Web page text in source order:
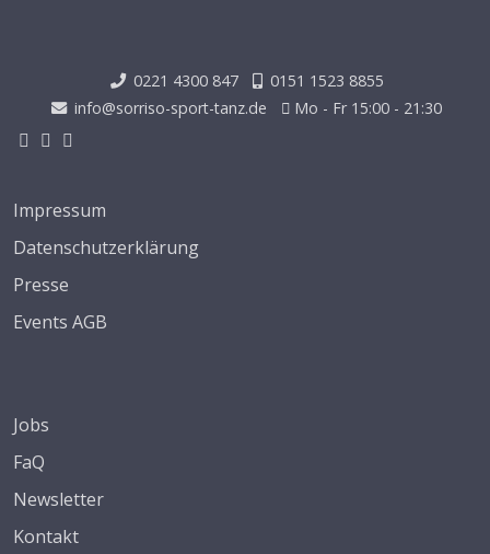
0221 4300 847
0151 1523 8855
info@sorriso-sport-tanz.de
Mo - Fr 15:00 - 21:30
Impressum
Datenschutzerklärung
Presse
Events AGB
Jobs
FaQ
Newsletter
Kontakt